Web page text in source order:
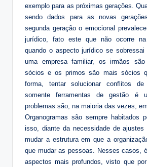
exemplo para as próximas gerações.
sendo dados para as novas
segunda geração o emocional
jurídico, fato este que não ocorre na
quando o aspecto jurídico se sobressai
uma empresa familiar, os irmãos
sócios e os primos são mais sócios
forma, tentar solucionar conflitos de
somente ferramentas de gestão é
problemas são, na maioria das vezes,
Organogramas são sempre habitados
isso, diante da necessidade de ajustes
mudar a estrutura em que a
que mudar as pessoas. Nesses casos,
aspectos mais profundos, visto que